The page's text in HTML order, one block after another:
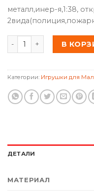
металл,инер-я,1:38,
Количество товара
В
Категории: Игрушки для
ДЕТАЛИ
МАТЕРИАЛ